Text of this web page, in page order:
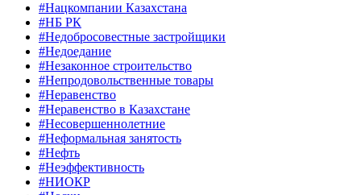
#Нацкомпании Казахстана
#НБ РК
#Недобросовестные застройщики
#Недоедание
#Незаконное строительство
#Непродовольственные товары
#Неравенство
#Неравенство в Казахстане
#Несовершеннолетние
#Неформальная занятость
#Нефть
#Неэффективность
#НИОКР